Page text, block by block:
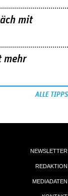
mit
mehr
ALLE TIPPS
NEWSLETTER
REDAKTION
MEDIADATEN